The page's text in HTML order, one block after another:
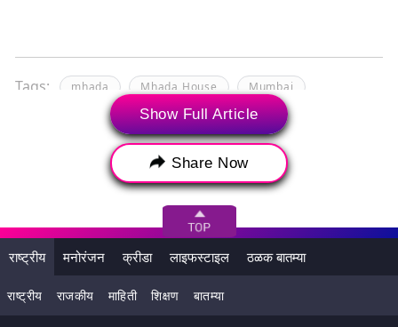
Tags: mhada Mhada House Mumbai
Home of MHADA worli वरळी मुंबई
म्हाडा घर मुंबई म्हाडा
Mhada Houses Mumbai
Show Full Article
Share Now
राष्ट्रीय मनोरंजन क्रीडा लाइफस्टाइल ठळक बातम्या
राष्ट्रीय राजकीय माहिती शिक्षण बातम्या